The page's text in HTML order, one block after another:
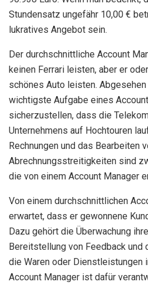
Stundensatz ungefähr 10,00 €
lukratives Angebot sein.
Der durchschnittliche Account
keinen Ferrari leisten, aber er
schönes Auto leisten.
wichtigste Aufgabe eines
sicherzustellen, dass die
Unternehmens auf Hochtouren
Rechnungen und das Bearbeiten
Abrechnungsstreitigkeiten sind
die von einem Account Manager
Von einem durchschnittlichen
erwartet, dass er gewonnene
Dazu gehört die Überwachung
Bereitstellung von Feedback und
die Waren oder Dienstleistungen
Account Manager ist dafür